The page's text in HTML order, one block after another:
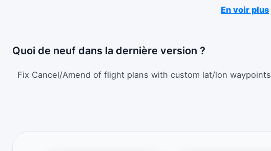
En voir plus
Quoi de neuf dans la dernière version ?
Fix Cancel/Amend of flight plans with custom lat/lon waypoints